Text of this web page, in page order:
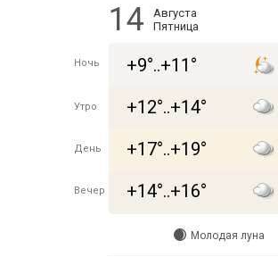
14
Августа
Пятница
Ночь +9°..+11°
Утро +12°..+14°
День +17°..+19°
Вечер +14°..+16°
Молодая луна